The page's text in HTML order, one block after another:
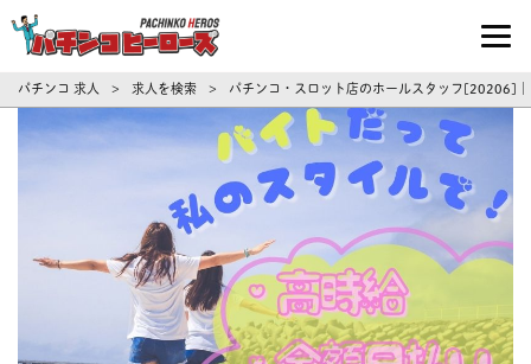
パチンコ求人・転職ならパチンコヒーロ
パチンコ 求人 > 求人を検索 > パチンコ・スロット店のホールスタッフ[20206]